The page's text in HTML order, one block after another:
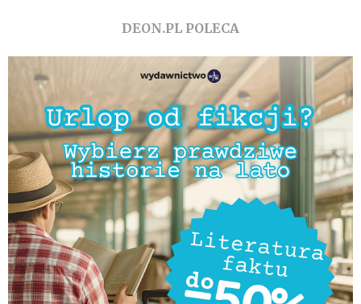
DEON.PL POLECA